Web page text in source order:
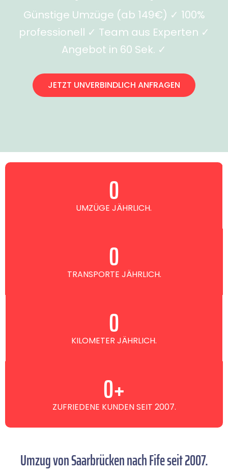
Günstige Umzüge (ab 149€) ✓ 100%
professionell ✓ Team aus Experten ✓
Angebot in 60 Sek. ✓
JETZT UNVERBINDLICH ANFRAGEN
UMZÜGE JÄHRLICH.
0
TRANSPORTE JÄHRLICH.
0
KILOMETER JÄHRLICH.
0
ZUFRIEDENE KUNDEN SEIT 2007.
0+
Umzug von Saarbrücken nach Fife seit 2007.